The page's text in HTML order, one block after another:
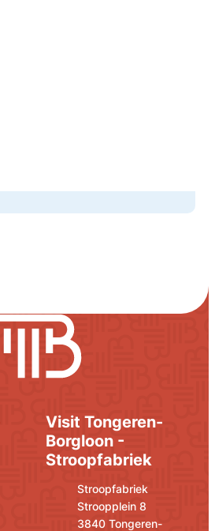
Visit Tongeren-
Borgloon -
Stroopfabriek
Stroopfabriek
Stroopplein 8
,3840 Tongeren-
E-mail